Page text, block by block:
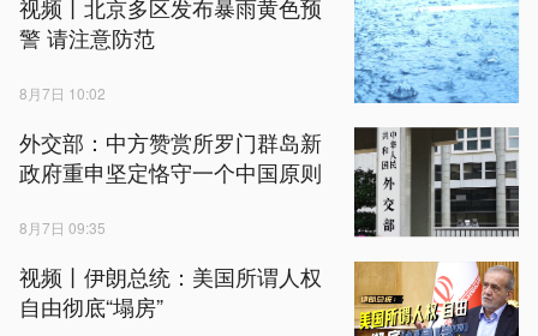
视频丨北京多区发布暴雨黄色预
警 请注意防范
8月7日 10:02
外交部：中方赞赏所罗门群岛新
政府重申坚定恪守一个中国原则
8月7日 09:35
视频丨伊朗总统：美国所谓人权
自由彻底“塌房”